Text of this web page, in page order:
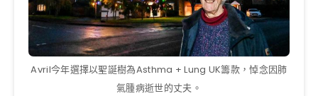
Avril今年選擇以聖誕樹為Asthma + Lung UK籌款，悼念因肺
氣腫病逝世的丈夫。